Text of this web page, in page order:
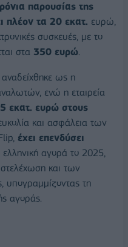
παρουσίας της
πλέον τα 20 εκατ. ευρώ,
συσκευές, με το
στα 350 ευρώ.
αναδείχθηκε ως η
ενώ η εταιρεία
εκατ. ευρώ στους
και ασφάλεια των
έχει επενδύσει
ελληνική αγορά το 2025,
και των
υπογραμμίζοντας τη
αγοράς.